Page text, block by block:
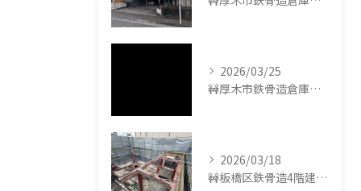
2026/03/25
🚧厚木市鉄骨造倉庫解体工事🚧
2026/03/18
🚧板橋区鉄骨造4階建て解体工事🚧